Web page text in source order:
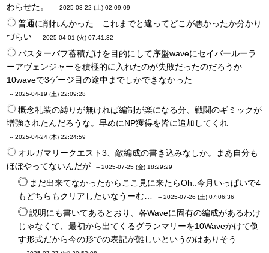
わらせた。
-- 2025-03-22 (土) 02:09:09
普通に削れんかった これまでと違ってどこが悪かったか分かり
づらい
-- 2025-04-01 (火) 07:41:32
バスターバフ蓄積だけを目的にして序盤waveにセイバールーラ
ーアヴェンジャーを積極的に入れたのが失敗だったのだろうか
10waveで3ゲージ目の途中までしかできなかった
-- 2025-04-19 (土) 22:09:28
概念礼装の縛りが無ければ編制が楽になる分、戦闘のギミックが
増強されたんだろうな。早めにNP獲得を皆に追加してくれ
-- 2025-04-24 (木) 22:24:59
オルガマリークエスト3、敵編成の書き込みなしか。まあ自分も
ほぼやってないんだが
-- 2025-07-25 (金) 18:29:29
まだ出来てなかったからここ見に来たらOh..今月いっぱいで4
もどちらもクリアしたいなうーむ…
-- 2025-07-26 (土) 07:06:36
説明にも書いてあるとおり、各Waveに固有の編成があるわけ
じゃなくて、最初から出てくるグランマリーを10Waveかけて倒
す形式だから今の形での表記が難しいというのはありそう